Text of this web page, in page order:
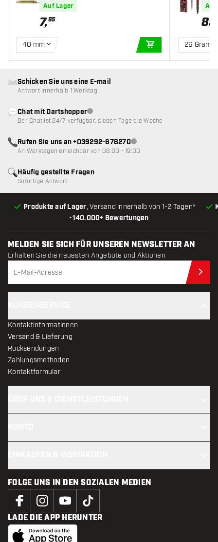
Auf Lager
7,95
40 mm
IN DEN
0%
Auf
85
26 Gramm
•140.000+ Bewertungen
Produkte auf Lager, Versand innerhalb von 1-2 Tagen*
Häufig gestellte Fragen
Sofortige Antwort
Schicken Sie uns eine E-mail
Antwort innerhalb 1 Werktag
Chat mit DartshopperKundenservice nicht verfügbar
Der Chat ist 24/7 verfügbar, sieben Tage die Woche
Rufen Sie uns an +039292-678270Kundenservice nicht
An Werktagen erreichbar von 08:00 - 19:00
MELDEN SIE SICH FÜR UNSEREN NEWSLETTER AN
Erhalten Sie die neuesten Angebote und Aktionen
Kontaktinformationen
Versand & Lieferung
Rücksendungen
Zahlungsmethoden
Kontaktformular
FOLGE UNS IN DEN SOZIALEN MEDIEN
LADE DIE APP HERUNTER